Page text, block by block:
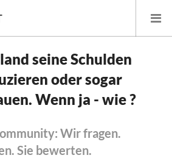
und Finanzpolitik
seine Schulden
oder sogar
Wenn ja - wie ?
Wir fragen.
Sie bewerten.